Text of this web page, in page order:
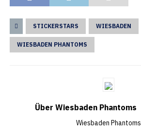
STICKERSTARS WIESBADEN
WIESBADEN PHANTOMS
Über Wiesbaden Phantoms
Wiesbaden Phantoms